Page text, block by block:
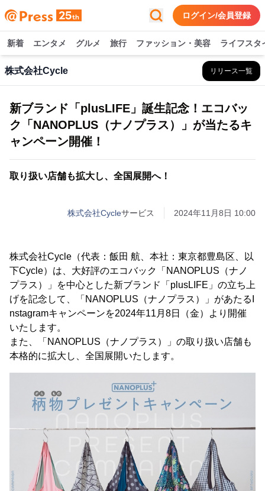
ログイン/会員登録
新着 エンタメ グルメ 旅行 ファッション・美容 ライフスタ
株式会社Cycle リリース一覧
新ブランド「plusLIFE」誕生記念！エコバッ
ク「NANOPLUS（ナノプラス）」が当たるキ
ャンペーン開催！
取り扱い店舗も拡大し、全国展開へ！
株式会社Cycleサービス 2024年11月8日 10:00
株式会社Cycle（代表：飯田 航、本社：東京都豊島区、以
下Cycle）は、大好評のエコバック「NANOPLUS（ナノ
プラス）」を中心とした新ブランド「plusLIFE」の立ち上
げを記念して、「NANOPLUS（ナノプラス）」があたるI
nstagramキャンペーンを2024年11月8日（金）より開催
いたします。
また、「NANOPLUS（ナノプラス）」の取り扱い店舗も
本格的に拡大し、全国展開いたします。